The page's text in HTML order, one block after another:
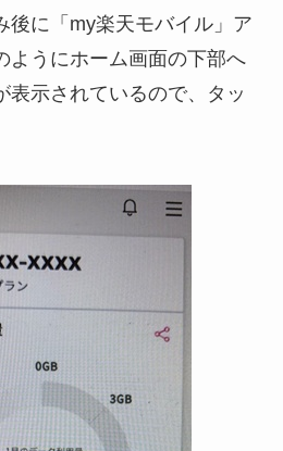
後に「my楽天モバイル」ア
ようにホーム画面の下部へ
表示されているので、タッ